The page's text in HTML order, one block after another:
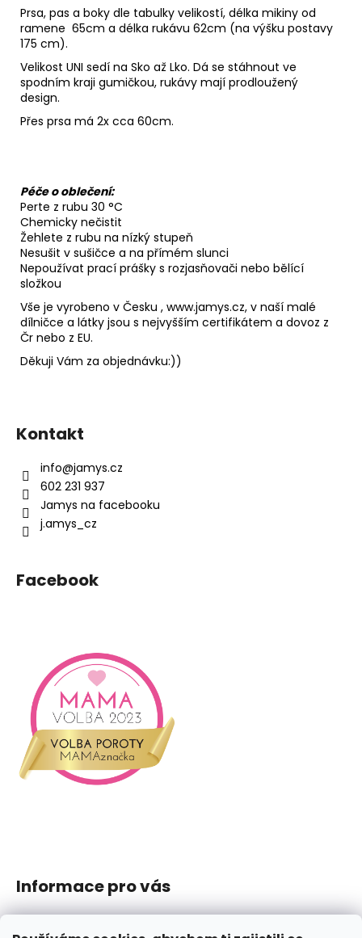
Prsa, pas a boky dle tabulky velikostí, délka mikiny od
ramene 65cm a délka rukávu 62cm (na výšku postavy
175 cm).
Velikost UNI sedí na Sko až Lko. Dá se stáhnout ve
spodním kraji gumičkou, rukávy mají prodloužený
design.
Přes prsa má 2x cca 60cm.
Péče o oblečení:
Perte z rubu 30 °C
Chemicky nečistit
Žehlete z rubu na nízký stupeň
Nesušit v sušičce a na přímém slunci
Nepoužívat prací prášky s rozjasňovači nebo bělící
složkou
Vše je vyrobeno v Česku , www.jamys.cz, v naší malé
dílničce a látky jsou s nejvyšším certifikátem a dovoz z
Čr nebo z EU.
Děkuji Vám za objednávku:))
Kontakt
info@jamys.cz
602 231 937
Jamys na facebooku
j.amys_cz
Facebook
Informace pro vás
Jak nakupovat